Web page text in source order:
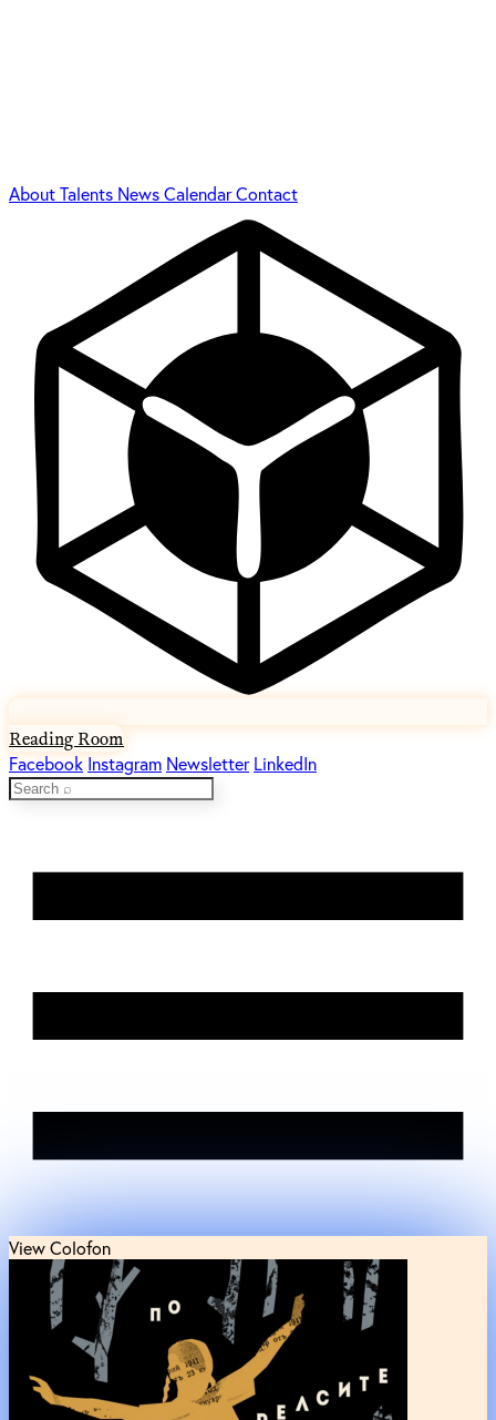
AboutTalents NewsCalendarContact
Reading Room
Facebook Instagram Newsletter LinkedIn
View Colofon